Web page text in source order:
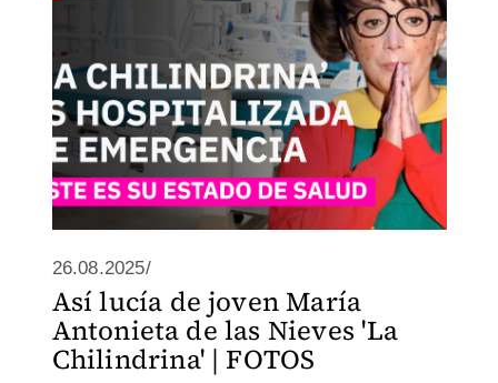
26.08.2025/
Así lucía de joven María
Antonieta de las Nieves 'La
Chilindrina' | FOTOS